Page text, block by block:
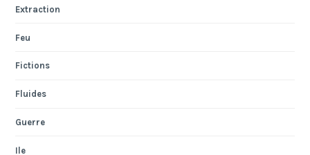
Extraction
Feu
Fictions
Fluides
Guerre
Ile